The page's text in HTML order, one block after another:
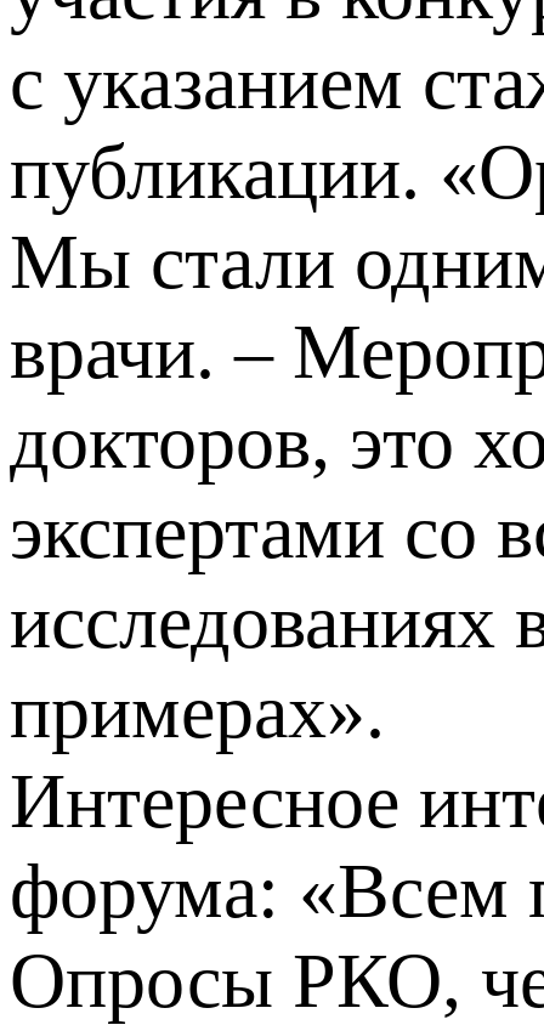
с указанием
публикации.
Мы стали
врачи. –
докторов, это
экспертами со
исследованиях
примерах».
Интересное
форума: «Всем
Опросы РКО,